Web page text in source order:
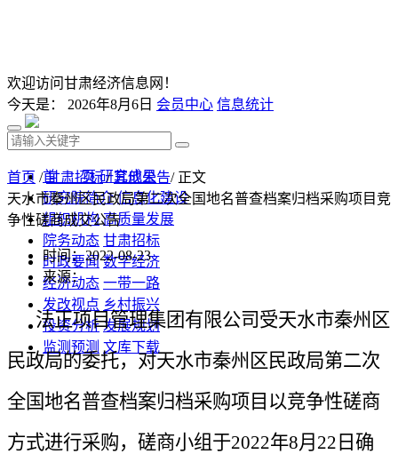
欢迎访问甘肃经济信息网！
今天是： 2026年8月6日 会员中心 信息统计
首 页 研究成果
研究院简介 信息化建设
组织机构 高质量发展
院务动态 甘肃招标
时政要闻 数字经济
经济动态 一带一路
发改视点 乡村振兴
投资分析 发展规划
监测预测 文库下载
首页 /甘肃招标/其他公告/ 正文
天水市秦州区民政局第二次全国地名普查档案归档采购项目竞
争性磋商成交公告
时间：2022-08-23
来源：
法正项目管理集团有限公司受天水市秦州区
民政局的委托，对天水市秦州区民政局第二次
全国地名普查档案归档采购项目 以竞争性磋商
方式进行采购， 磋商小组 于2022年8月22日 确